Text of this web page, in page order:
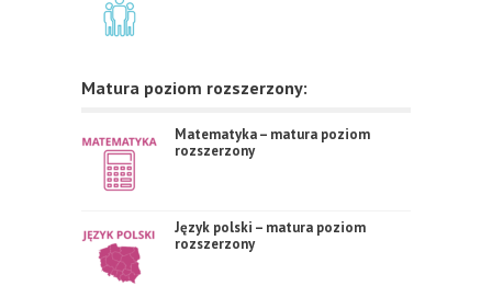
Matura poziom rozszerzony:
Matematyka – matura poziom
rozszerzony
Język polski – matura poziom
rozszerzony